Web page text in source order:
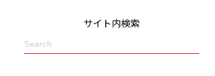
サイト内検索